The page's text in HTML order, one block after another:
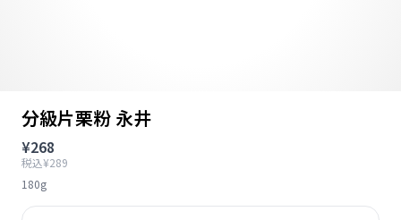
分級片栗粉 永井
¥268
税込¥289
180g